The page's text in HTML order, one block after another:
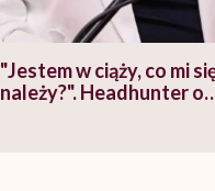
"Jestem w ciąży, co mi
należy?". Headhunter o